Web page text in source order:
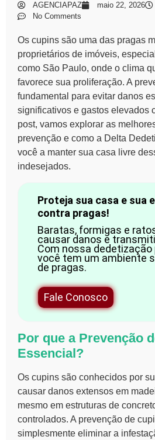
AGENCIAPAZ maio 22, 2026
No Comments
Os cupins são uma das pragas
proprietários de imóveis,
como São Paulo, onde o clima
favorece sua proliferação. A
fundamental para evitar danos
significativos e gastos elevados
post, vamos explorar as
prevenção e como a Delta
você a manter sua casa livre
indesejados.
Proteja sua casa e sua
contra pragas!
Baratas, formigas e
causar danos e
Com nossa dedetização
você tem um ambiente
de pragas.
Fale Conosco
Por que a Prevenção
Essencial?
Os cupins são conhecidos por
causar danos extensos em
mesmo em estruturas de
controlados. A prevenção de
simplesmente eliminar a